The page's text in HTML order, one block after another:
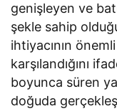
genişleyen ve
şekle sahip
ihtiyacının
karşılandığını
boyunca süren
doğuda